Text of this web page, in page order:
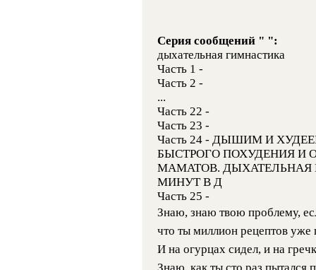
Серия сообщений " ":
дыхательная гимнастика
Часть 1 -
Часть 2 -
...
Часть 22 -
Часть 23 -
Часть 24 - ДЫШИМ И
БЫСТРОГО ПОХУДЕНИЯ И
МАМАТОВ. ДЫХАТЕЛЬНАЯ
МИНУТ В Д
Часть 25 -
Знаю, знаю твою проблему,
что ты миллион рецептов уже
И на огурцах сидел, и на